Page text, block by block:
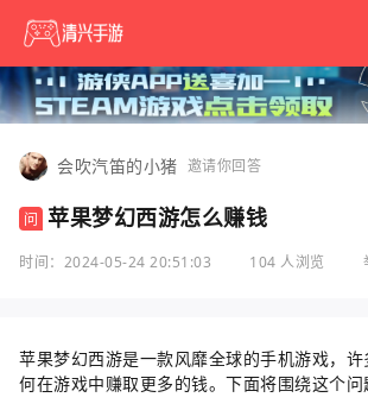
会吹汽笛的小猪 邀请你回答
问 苹果梦幻西游怎么赚钱
时间：2024-05-24 20:51:03 104 人浏览
苹果梦幻西游是一款风靡全球的手机游戏，
何在游戏中赚取更多的钱。下面将围绕这个问